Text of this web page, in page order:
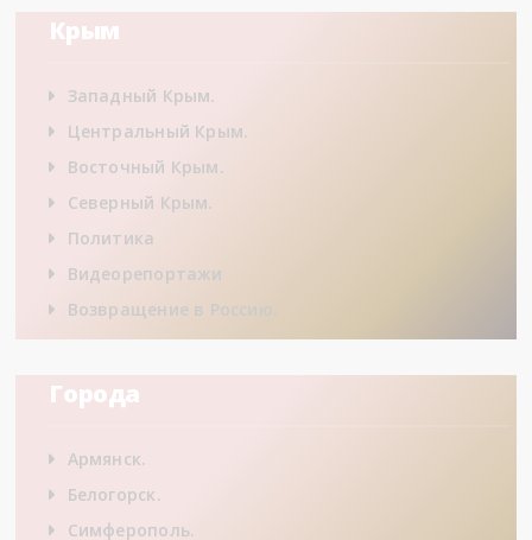
Крым
Западный Крым.
Центральный Крым.
Восточный Крым.
Северный Крым.
Политика
Видеорепортажи
Возвращение в Россию.
Города
Армянск.
Белогорск.
Симферополь.